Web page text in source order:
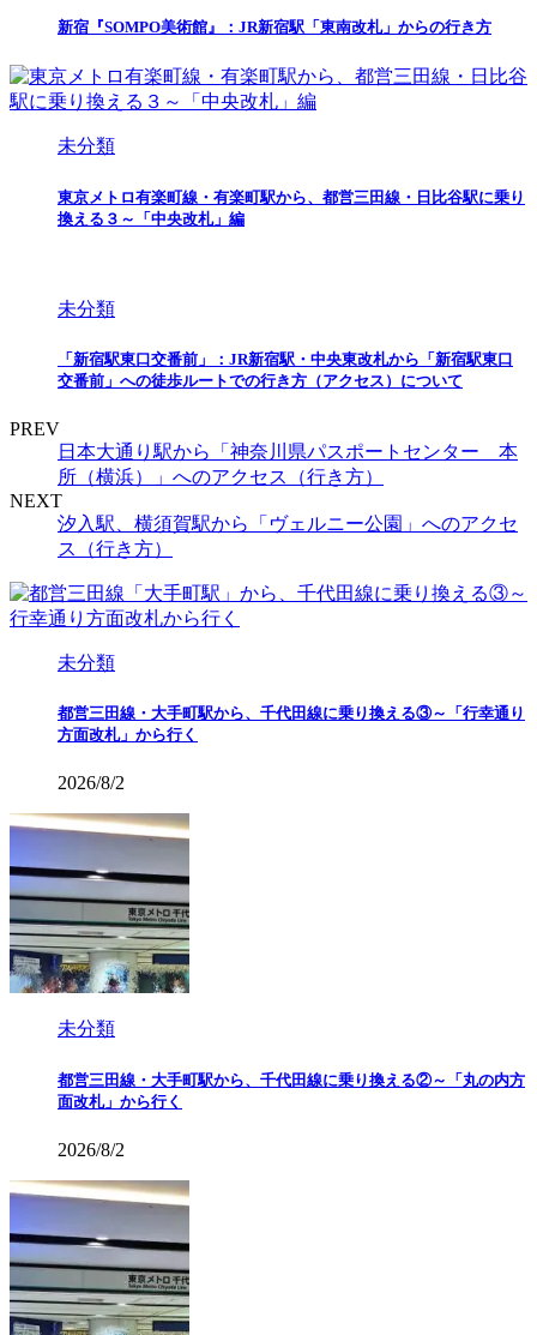
新宿『SOMPO美術館』：JR新宿駅「東南改札」からの行き方
未分類
東京メトロ有楽町線・有楽町駅から、都営三田線・日比谷駅に乗り
換える３～「中央改札」編
未分類
「新宿駅東口交番前」：JR新宿駅・中央東改札から「新宿駅東口
交番前」への徒歩ルートでの行き方（アクセス）について
PREV
日本大通り駅から「神奈川県パスポートセンター 本
所（横浜）」へのアクセス（行き方）
NEXT
汐入駅、横須賀駅から「ヴェルニー公園」へのアクセ
ス（行き方）
未分類
都営三田線・大手町駅から、千代田線に乗り換える③～「行幸通り
方面改札」から行く
2026/8/2
未分類
都営三田線・大手町駅から、千代田線に乗り換える②～「丸の内方
面改札」から行く
2026/8/2